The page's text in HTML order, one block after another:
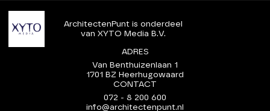
ArchitectenPunt is onderdeel
van XYTO Media B.V.
ADRES
Van Benthuizenlaan 1
1701 BZ Heerhugowaard
CONTACT
072 - 8 200 600
info@architectenpunt.nl